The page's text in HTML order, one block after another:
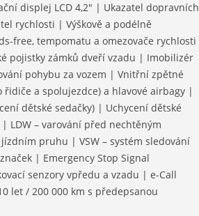
displej LCD 4,2" | Ukazatel dopravních
rychlosti | Výškově a podélně
free, tempomatu a omezovače rychlosti
pojistky zámků dveří vzadu | Imobilizér
pohybu za vozem | Vnitřní zpětné
a spolujezdce) a hlavové airbagy |
dětské sedačky) | Uchycení dětské
| LDW – varování před nechtěným
pruhu | VSW – systém sledování
| Emergency Stop Signal
senzory vpředu a vzadu | e-Call
let / 200 000 km s předepsanou